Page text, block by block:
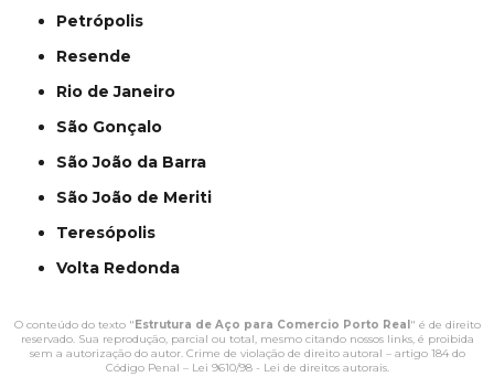
Petrópolis
Resende
Rio de Janeiro
São Gonçalo
São João da Barra
São João de Meriti
Teresópolis
Volta Redonda
O conteúdo do texto " Estrutura de Aço para Comercio Porto Real " é de direito
reservado. Sua reprodução, parcial ou total, mesmo citando nossos links, é proibida
sem a autorização do autor. Crime de violação de direito autoral – artigo 184 do
Código Penal – Lei 9610/98 - Lei de direitos autorais.